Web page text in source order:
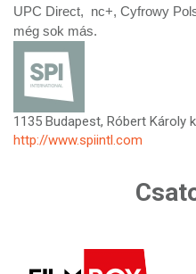
UPC Direct, nc+, Cyfrowy
még sok más.
1135 Budapest, Róbert Károly
http://www.spiintl.com